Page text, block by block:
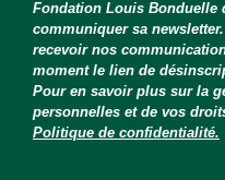
Fondation Louis Bonduelle
communiquer sa
recevoir nos
moment le lien de
Pour en savoir plus sur la
personnelles et de vos
Politique de confidentialité.